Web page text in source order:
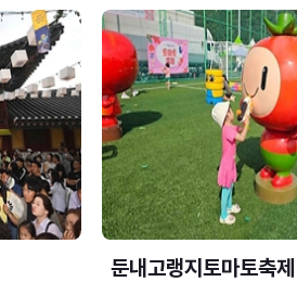
둔내고랭지토마토축제